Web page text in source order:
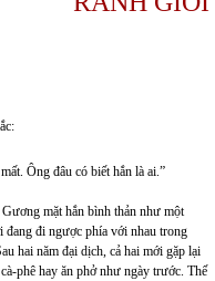
Ông đâu có biết hắn là ai.”
mặt hắn bình thản như một
đang đi ngược phía với nhau trong
hai năm đại dịch, cả hai mới gặp lại
phê hay ăn phở như ngày trước. Thế